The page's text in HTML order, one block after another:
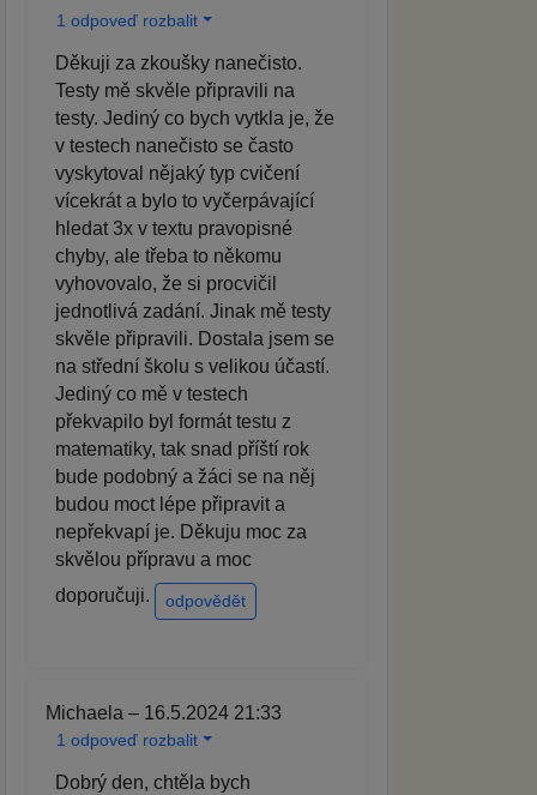
1 odpoveď rozbalit
Děkuji za zkoušky nanečisto.
Testy mě skvěle připravili na
testy. Jediný co bych vytkla je, že
v testech nanečisto se často
vyskytoval nějaký typ cvičení
vícekrát a bylo to vyčerpávající
hledat 3x v textu pravopisné
chyby, ale třeba to někomu
vyhovovalo, že si procvičil
jednotlivá zadání. Jinak mě testy
skvěle připravili. Dostala jsem se
na střední školu s velikou účastí.
Jediný co mě v testech
překvapilo byl formát testu z
matematiky, tak snad příští rok
bude podobný a žáci se na něj
budou moct lépe připravit a
nepřekvapí je. Děkuju moc za
skvělou přípravu a moc
doporučuji.
odpovědět
Michaela – 16.5.2024 21:33
1 odpoveď rozbalit
Dobrý den, chtěla bych